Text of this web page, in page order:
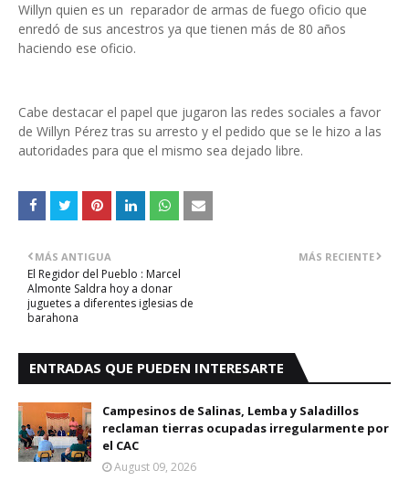
Willyn quien es un reparador de armas de fuego oficio que
enredó de sus ancestros ya que tienen más de 80 años
haciendo ese oficio.
Cabe destacar el papel que jugaron las redes sociales a favor
de Willyn Pérez tras su arresto y el pedido que se le hizo a las
autoridades para que el mismo sea dejado libre.
MÁS RECIENTE
MÁS ANTIGUA
El Regidor del Pueblo : Marcel
Almonte Saldra hoy a donar
juguetes a diferentes iglesias de
barahona
ENTRADAS QUE PUEDEN INTERESARTE
Campesinos de Salinas, Lemba y Saladillos
reclaman tierras ocupadas irregularmente por
el CAC
August 09, 2026